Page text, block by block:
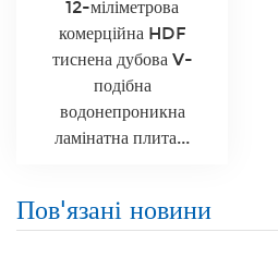
12-міліметрова
комерційна HDF
тиснена дубова V-
подібна
водонепроникна
ламінатна плита...
Пов'язані новини